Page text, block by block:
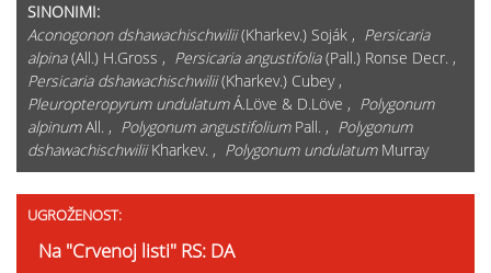
SINONIMI:
Aconogonon dshawachischwilii(Kharkev.) Soják , Persicaria
alpina(All.) H.Gross , Persicaria angustifolia(Pall.) Ronse Decr. ,
Persicaria dshawachischwilii(Kharkev.) Cubey ,
Pleuropteropyrum undulatumÁ.Löve & D.Löve , Polygonum
alpinumAll. , Polygonum angustifoliumPall. , Polygonum
dshawachischwiliiKharkev. , Polygonum undulatumMurray
UGROŽENOST:
Na "Crvenoj listi" RS: DA